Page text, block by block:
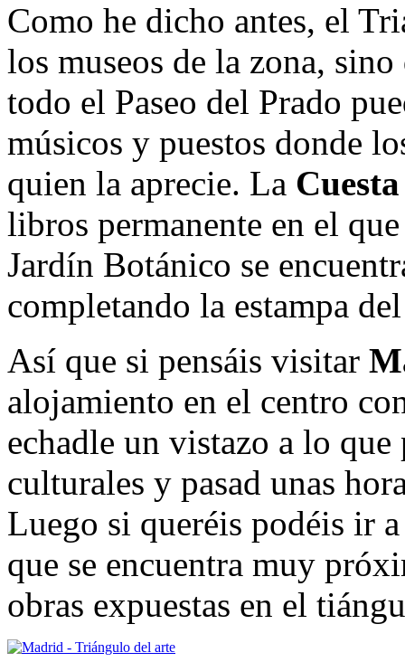
Como he dicho antes, el
los museos de la zona,
todo el Paseo del Prado
músicos y puestos donde
quien la aprecie. La
libros permanente en el
Jardín Botánico se
completando la estampa
Así que si pensáis visitar
alojamiento en el centro
echadle un vistazo a lo que
culturales y pasad unas
Luego si queréis podéis ir
que se encuentra muy
obras expuestas en el